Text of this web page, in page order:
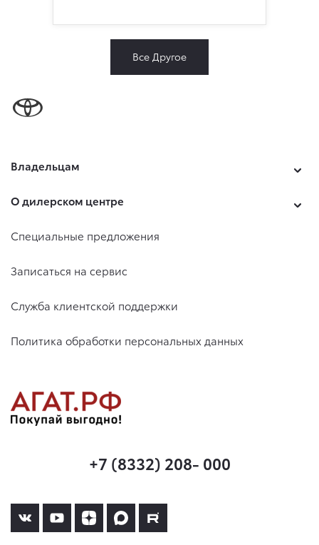
Все Другое
Владельцам
О дилерском центре
Специальные предложения
Записаться на сервис
Служба клиентской поддержки
Политика обработки персональных данных
+7 (8332) 208- 000